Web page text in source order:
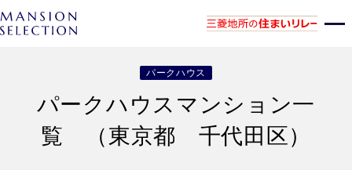
パークハウス
パークハウスマンション一
覧 （東京都 千代田区）